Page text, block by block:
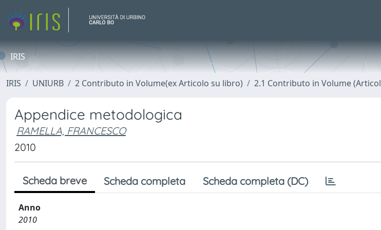
IRIS
IRIS UNIURB 2 Contributo in Volume(ex Articolo su libro) 2.1 Contributo in Volume
Appendice metodologica
RAMELLA, FRANCESCO
2010
Scheda breve Scheda completa Scheda completa (DC)
Anno
2010